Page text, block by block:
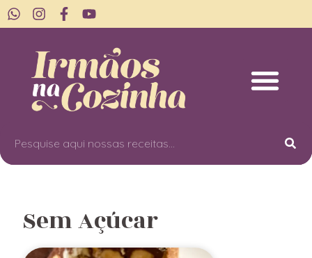
Sem Açúcar